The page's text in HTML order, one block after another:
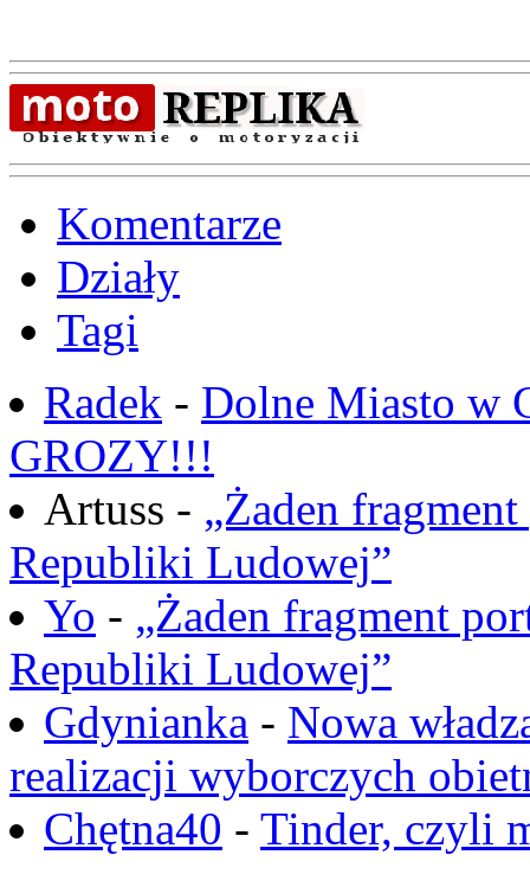
Komentarze
Działy
Tagi
Radek - Dolne Miasto w
GROZY!!!
Artuss - „Żaden
Republiki Ludowej”
Yo - „Żaden fragment
Republiki Ludowej”
Gdynianka - Nowa
realizacji wyborczych
Chętna40 - Tinder, czyli